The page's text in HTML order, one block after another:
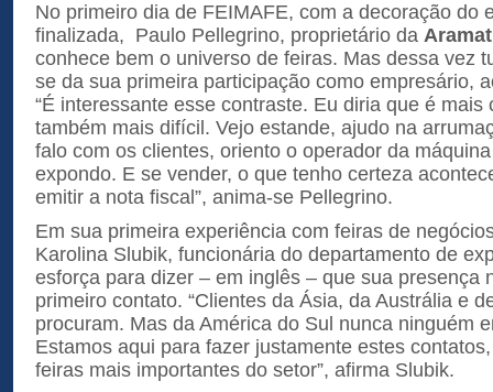
No primeiro dia de FEIMAFE, com a decoração do
finalizada, Paulo Pellegrino, proprietário da Aramat
conhece bem o universo de feiras. Mas dessa vez
se da sua primeira participação como empresário,
“É interessante esse contraste. Eu diria que é mais
também mais difícil. Vejo estande, ajudo na
falo com os clientes, oriento o operador da
expondo. E se vender, o que tenho certeza
emitir a nota fiscal”, anima-se Pellegrino.
Em sua primeira experiência com feiras de
Karolina Slubik, funcionária do departamento de
esforça para dizer – em inglês – que sua presença
primeiro contato. “Clientes da Ásia, da Austrália e
procuram. Mas da América do Sul nunca ninguém
Estamos aqui para fazer justamente estes
feiras mais importantes do setor”, afirma Slubik.